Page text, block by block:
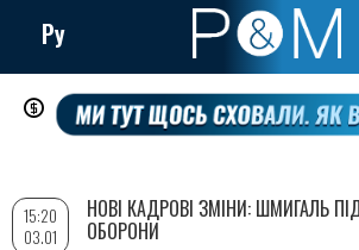
Перейти
до
вмісту
Ру
15:20
03.01
НОВІ КАДРОВІ ЗМІНИ: ШМИГАЛЬ
ОБОРОНИ